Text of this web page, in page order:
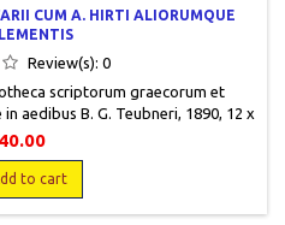
CUM A. HIRTI ALIORUMQUE
Review(s): 0
scriptorum graecorum et
aedibus B. G. Teubneri, 1890, 12 x
+ 311 pages, broché, occasion . Bon
en haut de page. Tampon de
bas de page.
to cart